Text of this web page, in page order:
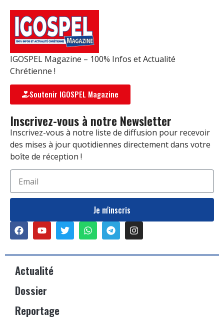
IGOSPEL Magazine – 100% Infos et Actualité
Chrétienne !
Soutenir IGOSPEL Magazine
Inscrivez-vous à notre Newsletter
Inscrivez-vous à notre liste de diffusion pour recevoir
des mises à jour quotidiennes directement dans votre
boîte de réception !
Je m'inscris
Actualité
Dossier
Reportage